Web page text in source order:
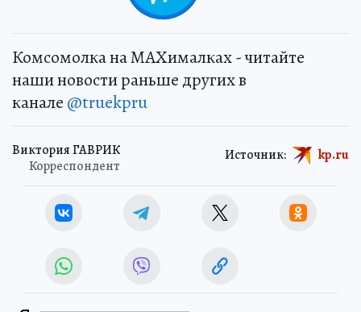
Комсомолка на MAXималках - читайте
наши новости раньше других в
канале @truekpru
Виктория ГАВРИК
Корреспондент
Источник: kp.ru